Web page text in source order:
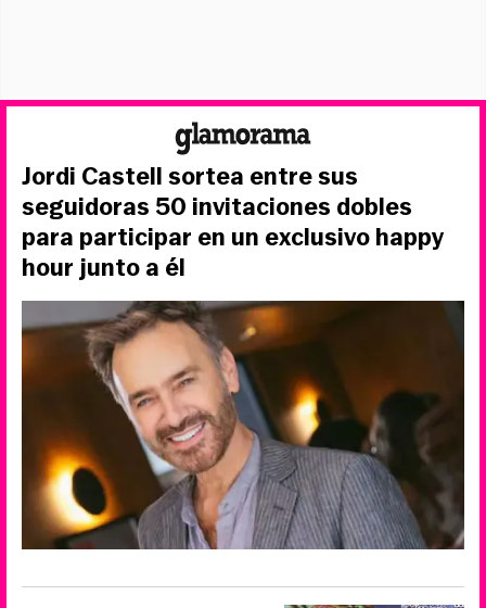
Jordi Castell sortea entre sus
seguidoras 50 invitaciones dobles
para participar en un exclusivo happy
hour junto a él